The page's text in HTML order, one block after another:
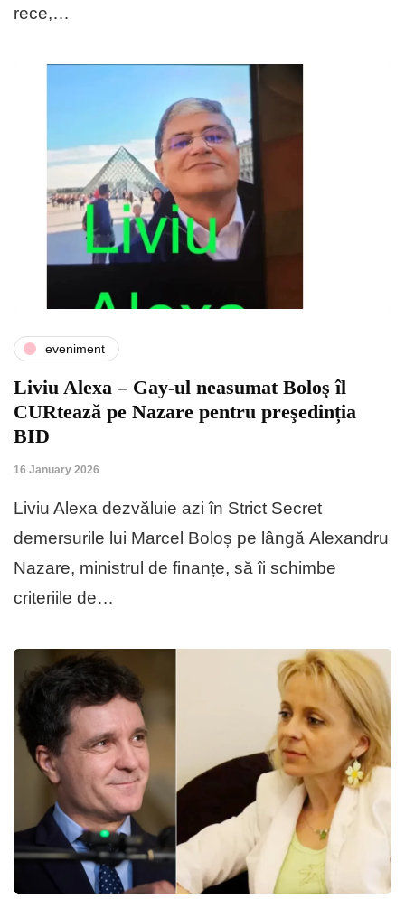
rece,…
eveniment
Liviu Alexa – Gay-ul neasumat Boloş îl
CURteazǎ pe Nazare pentru preşedinția
BID
16 January 2026
Liviu Alexa dezvăluie azi în Strict Secret
demersurile lui Marcel Boloș pe lângă Alexandru
Nazare, ministrul de finanțe, să îi schimbe
criteriile de…